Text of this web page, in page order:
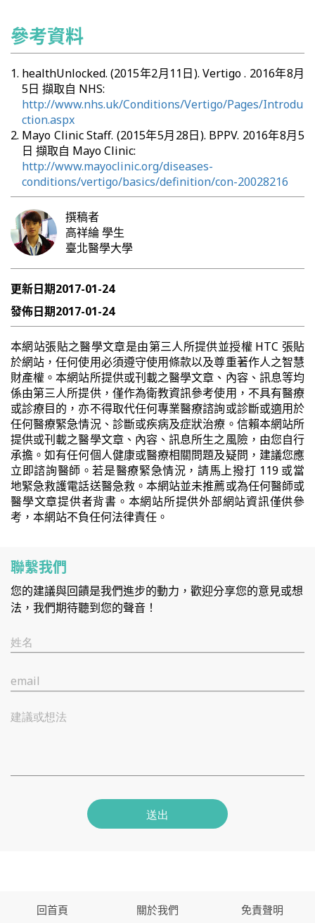
參考資料
healthUnlocked. (2015年2月11日). Vertigo . 2016年8月
5日 擷取自 NHS:
http://www.nhs.uk/Conditions/Vertigo/Pages/Introdu
ction.aspx
Mayo Clinic Staff. (2015年5月28日). BPPV. 2016年8月5
日 擷取自 Mayo Clinic:
http://www.mayoclinic.org/diseases-
conditions/vertigo/basics/definition/con-20028216
撰稿者
高祥綸學生
臺北醫學大學
更新日期2017-01-24
發佈日期2017-01-24
本網站張貼之醫學文章是由第三人所提供並授權 HTC 張貼
於網站，任何使用必須遵守使用條款以及尊重著作人之智慧
財產權。本網站所提供或刊載之醫學文章、內容、訊息等均
係由第三人所提供，僅作為衛教資訊參考使用，不具有醫療
或診療目的，亦不得取代任何專業醫療諮詢或診斷或適用於
任何醫療緊急情況、診斷或疾病及症狀治療。信賴本網站所
提供或刊載之醫學文章、內容、訊息所生之風險，由您自行
承擔。如有任何個人健康或醫療相關問題及疑問，建議您應
立即諮詢醫師。若是醫療緊急情況，請馬上撥打 119 或當
地緊急救護電話送醫急救。本網站並未推薦或為任何醫師或
醫學文章提供者背書。本網站所提供外部網站資訊僅供參
考，本網站不負任何法律責任。
聯繫我們
您的建議與回饋是我們進步的動力，歡迎分享您的意見或想
法，我們期待聽到您的聲音！
姓名
email
建議或想法
送出
回首頁 關於我們 免責聲明